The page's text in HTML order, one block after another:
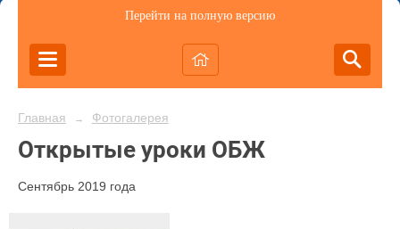
Перейти на полную версию
Главная → Фотогалерея
Открытые уроки ОБЖ
Сентябрь 2019 года